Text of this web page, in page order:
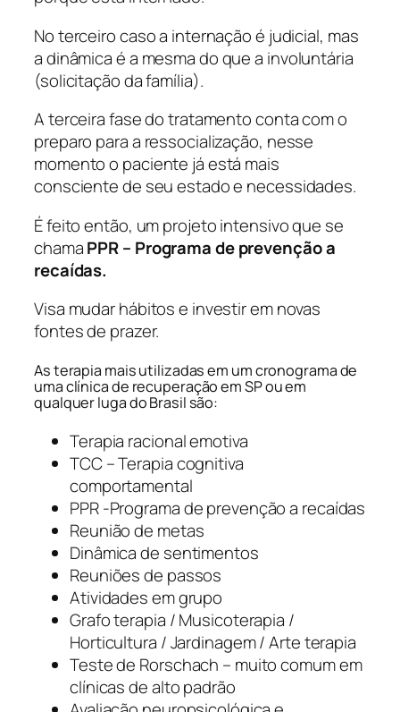
No terceiro caso a internação é judicial, mas
a dinâmica é a mesma do que a involuntária
(solicitação da família).
A terceira fase do tratamento conta com o
preparo para a ressocialização, nesse
momento o paciente já está mais
consciente de seu estado e necessidades.
É feito então, um projeto intensivo que se
chamaPPR – Programa de prevenção a
recaídas.
Visa mudar hábitos e investir em novas
fontes de prazer.
As terapia mais utilizadas em um cronograma de
uma clínica de recuperação em SP ou em
qualquer luga do Brasil são:
Terapia racional emotiva
TCC – Terapia cognitiva
comportamental
PPR -Programa de prevenção a recaídas
Reunião de metas
Dinâmica de sentimentos
Reuniões de passos
Atividades em grupo
Grafo terapia / Musicoterapia /
Horticultura / Jardinagem / Arte terapia
Teste de Rorschach – muito comum em
clínicas de alto padrão